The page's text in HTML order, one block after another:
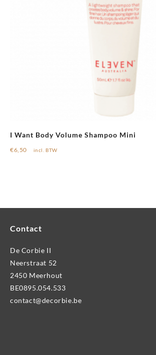
I Want Body Volume Shampoo Mini
€6,50 incl. BTW
Contact
De Corbie II
Neerstraat 52
2450 Meerhout
BE0895.054.533
contact@decorbie.be